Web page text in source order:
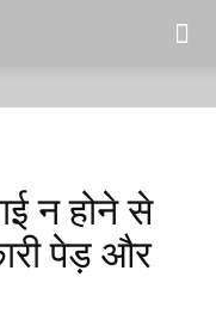
न होने से
पेड़ और